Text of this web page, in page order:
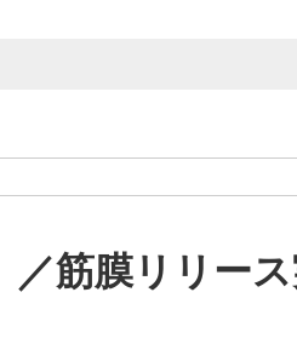
／筋膜リリー